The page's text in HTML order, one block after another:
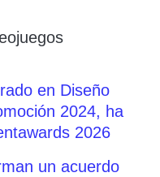
en Diseño
2024, ha
2026
un acuerdo